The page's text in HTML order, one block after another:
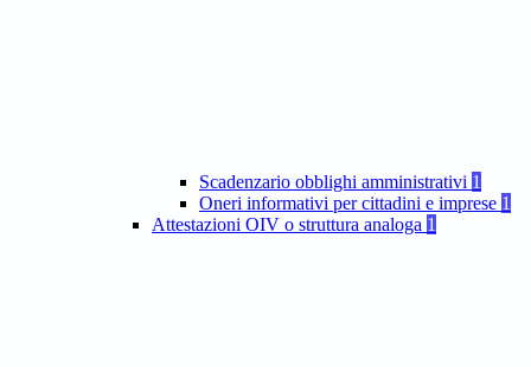
Scadenzario obblighi amministrativi 1
Oneri informativi per cittadini e imprese 1
Attestazioni OIV o struttura analoga 1